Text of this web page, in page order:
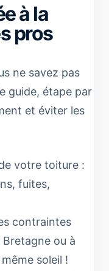
à la
pros
ne savez pas
guide, étape par
et éviter les
votre toiture :
fuites,
contraintes
ou à
soleil !